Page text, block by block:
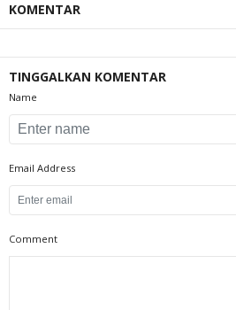
KOMENTAR
TINGGALKAN KOMENTAR
Name
Email Address
Comment